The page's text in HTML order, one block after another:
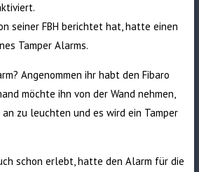
seiner FBH berichtet hat, hatte einen
Tamper Alarms.
Angenommen ihr habt den Fibaro
möchte ihn von der Wand nehmen,
zu leuchten und es wird ein Tamper
schon erlebt, hatte den Alarm für die